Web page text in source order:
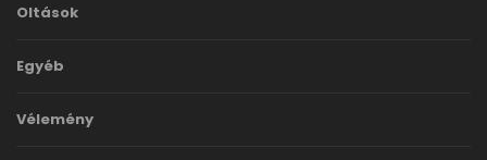
Oltások
Egyéb
Vélemény